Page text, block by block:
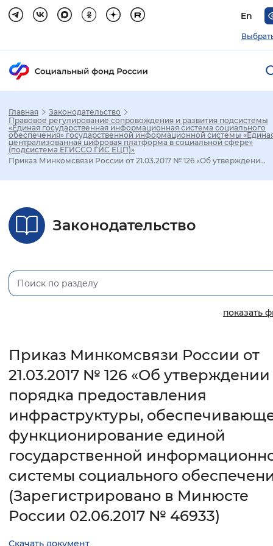
En
Настройка режима отображения
Размер шрифта
Интервал между буквами
Цвет сайта
Монохромный Инверсивный
Синий фон
Изображения
Включены Выключены
Звуковой ассистент
Воспроизвести Остановить
Главная
Законодательство
Правовое регулирование сопровождения и развития подсистемы
«Единая государственная информационная система социального
обеспечения» государственной информационной системы
централизованная цифровая платформа в социальной сфере»
(подсистема ЕГИССО ГИС ЕЦП)»
Приказ Минкомсвязи России от 21.03.2017 № 126 «Об утверждени...
Законодательство
показать
Приказ Минкомсвязи России от
21.03.2017 № 126 «Об утверждении
порядка предоставления
инфраструктуры,
функционирование единой
государственной
системы социального
(Зарегистрировано в Минюсте
России 02.06.2017 № 46933)
Скачать документ